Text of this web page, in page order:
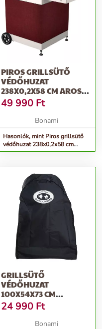
PIROS GRILLSÜTŐ
VÉDŐHUZAT
238X0,2X58 CM AROSA -
OUTDOORCHEF
49 990 Ft
Bonami
Hasonlók, mint Piros grillsütő
védőhuzat 238x0,2x58 cm
Arosa - Outdoorchef
GRILLSÜTŐ
VÉDŐHUZAT
100X54X73 CM
COMPACTCHEF –
OUTDOORCHEF
24 990 Ft
Bonami